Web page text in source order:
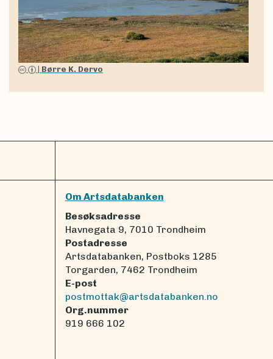
Børre K. Dervo
Om Artsdatabanken
Besøksadresse
Havnegata 9, 7010 Trondheim
Postadresse
Artsdatabanken, Postboks 1285
Torgarden, 7462 Trondheim
E-post
postmottak@artsdatabanken.no
Org.nummer
919 666 102